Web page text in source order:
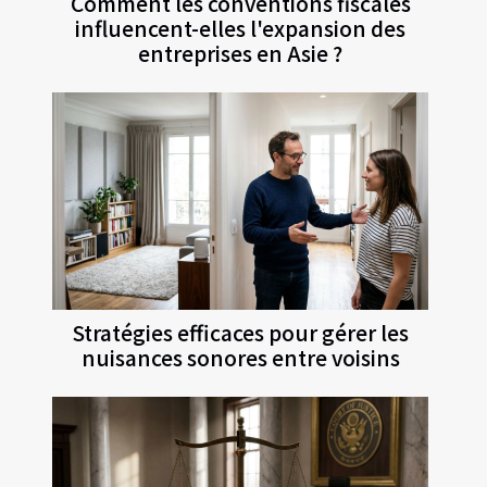
influencent-elles l'expansion des
entreprises en Asie ?
Stratégies efficaces pour gérer les
nuisances sonores entre voisins